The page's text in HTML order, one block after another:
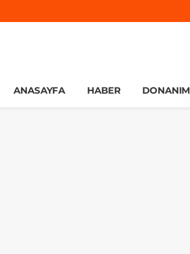
ANASAYFA HABER DONANIM